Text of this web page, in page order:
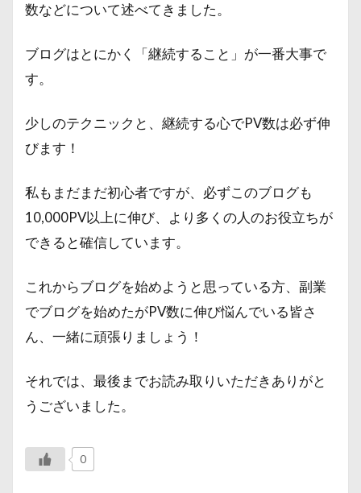
数などについて述べてきました。
ブログはとにかく「継続すること」が一番大事で
す。
少しのテクニックと、継続する心でPV数は必ず伸
びます！
私もまだまだ初心者ですが、必ずこのブログも
10,000PV以上に伸び、より多くの人のお役立ちが
できると確信しています。
これからブログを始めようと思っている方、副業
でブログを始めたがPV数に伸び悩んでいる皆さ
ん、一緒に頑張りましょう！
それでは、最後までお読み取りいただきありがと
うございました。
0